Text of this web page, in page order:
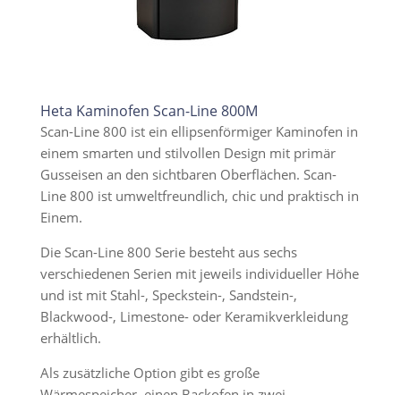
Heta Kaminofen Scan-Line 800M
Scan-Line 800 ist ein ellipsenförmiger Kaminofen in
einem smarten und stilvollen Design mit primär
Gusseisen an den sichtbaren Oberflächen. Scan-
Line 800 ist umweltfreundlich, chic und praktisch in
Einem.
Die Scan-Line 800 Serie besteht aus sechs
verschiedenen Serien mit jeweils individueller Höhe
und ist mit Stahl-, Speckstein-, Sandstein-,
Blackwood-, Limestone- oder Keramikverkleidung
erhältlich.
Als zusätzliche Option gibt es große